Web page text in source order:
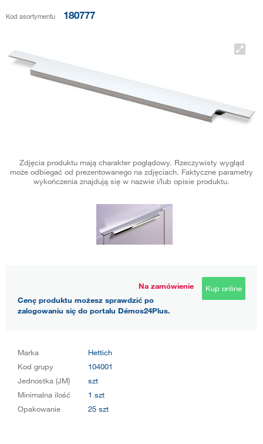
Kod asortymentu 180777
Zdjęcia produktu mają charakter poglądowy. Rzeczywisty wygląd
może odbiegać od prezentowanego na zdjęciach. Faktyczne parametry
wykończenia znajdują się w nazwie i/lub opisie produktu.
Na zamówienie
Cenę produktu możesz sprawdzić po
zalogowaniu się do portalu Démos24Plus.
Kup online
Marka
Hettich
Kod grupy
104001
Jednostka (JM)
szt
Minimalna ilość
1 szt
Opakowanie
25 szt